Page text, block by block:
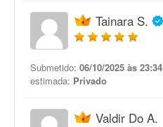
Tainara S.
Submetido: 06/10/2025 às 23:34
estimada: Privado
Valdir Do A.